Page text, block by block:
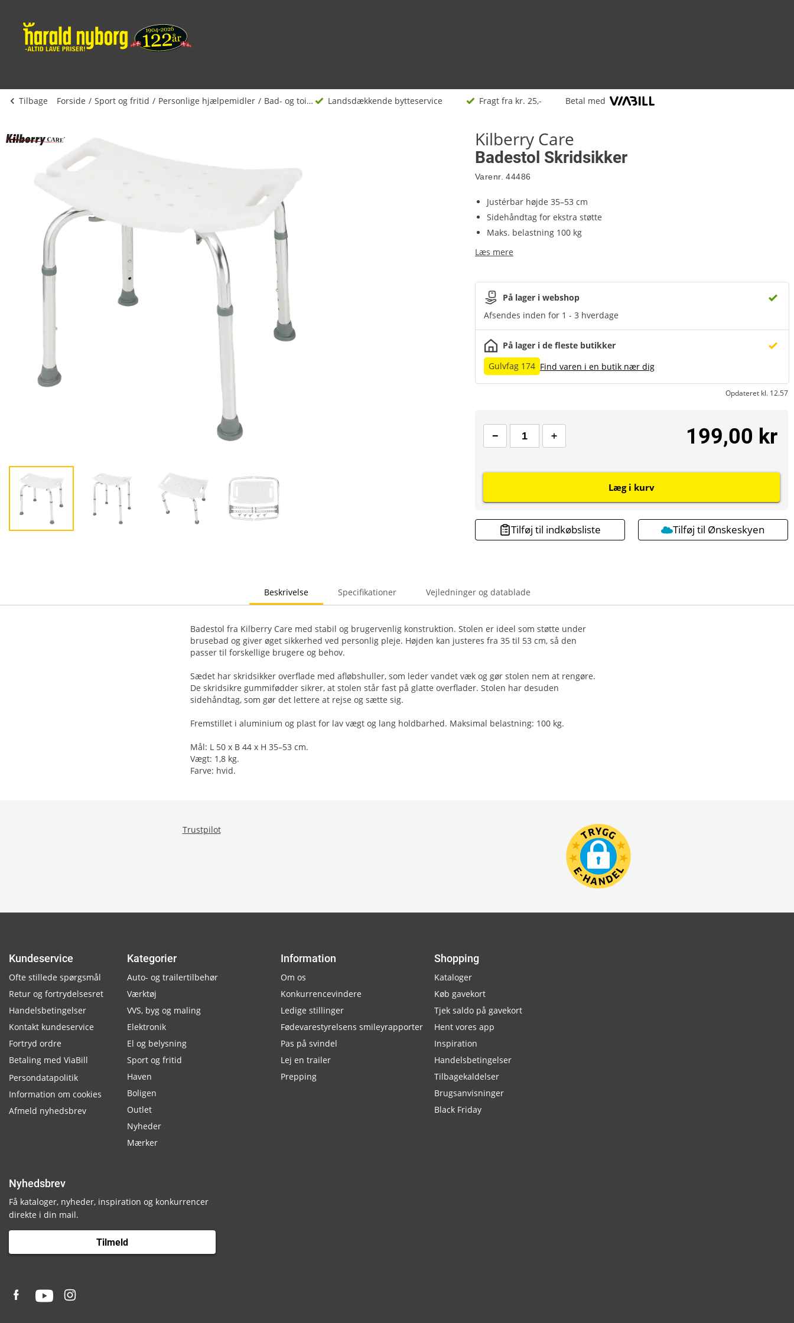
Tilbage Forside Sport og fritid Personlige hjælpemidler Bad- og toiletartikler Landsdækkende bytteservice Fragt fra kr. 25,- Betal med
Kilberry Care
Badestol Skridsikker
Varenr. 44486
Justérbar højde 35–53 cm
Sidehåndtag for ekstra støtte
Maks. belastning 100 kg
Læs mere
På lager i webshop
Afsendes inden for 1 - 3 hverdage
På lager i de fleste butikker
Gulvfag 174 Find varen i en butik nær dig
Opdateret kl. 12.57
199,00 kr
Læg i kurv
Tilføj til indkøbsliste Tilføj til Ønskeskyen
Beskrivelse Specifikationer Vejledninger og datablade
Badestol fra Kilberry Care med stabil og brugervenlig konstruktion. Stolen er ideel som støtte under
brusebad og giver øget sikkerhed ved personlig pleje. Højden kan justeres fra 35 til 53 cm, så den
passer til forskellige brugere og behov.
Sædet har skridsikker overflade med afløbshuller, som leder vandet væk og gør stolen nem at rengøre.
De skridsikre gummifødder sikrer, at stolen står fast på glatte overflader. Stolen har desuden
sidehåndtag, som gør det lettere at rejse og sætte sig.
Fremstillet i aluminium og plast for lav vægt og lang holdbarhed. Maksimal belastning: 100 kg.
Mål: L 50 x B 44 x H 35–53 cm.
Vægt: 1,8 kg.
Farve: hvid.
Trustpilot
Kundeservice
Ofte stillede spørgsmål
Retur og fortrydelsesret
Handelsbetingelser
Kontakt kundeservice
Fortryd ordre
Betaling med ViaBill
Persondatapolitik
Information om cookies
Afmeld nyhedsbrev
Kategorier
Auto- og trailertilbehør
Værktøj
VVS, byg og maling
Elektronik
El og belysning
Sport og fritid
Haven
Boligen
Outlet
Nyheder
Mærker
Information
Om os
Konkurrencevindere
Ledige stillinger
Fødevarestyrelsens smileyrapporter
Pas på svindel
Lej en trailer
Prepping
Shopping
Kataloger
Køb gavekort
Tjek saldo på gavekort
Hent vores app
Inspiration
Handelsbetingelser
Tilbagekaldelser
Brugsanvisninger
Black Friday
Nyhedsbrev
Få kataloger, nyheder, inspiration og konkurrencer
direkte i din mail.
Tilmeld